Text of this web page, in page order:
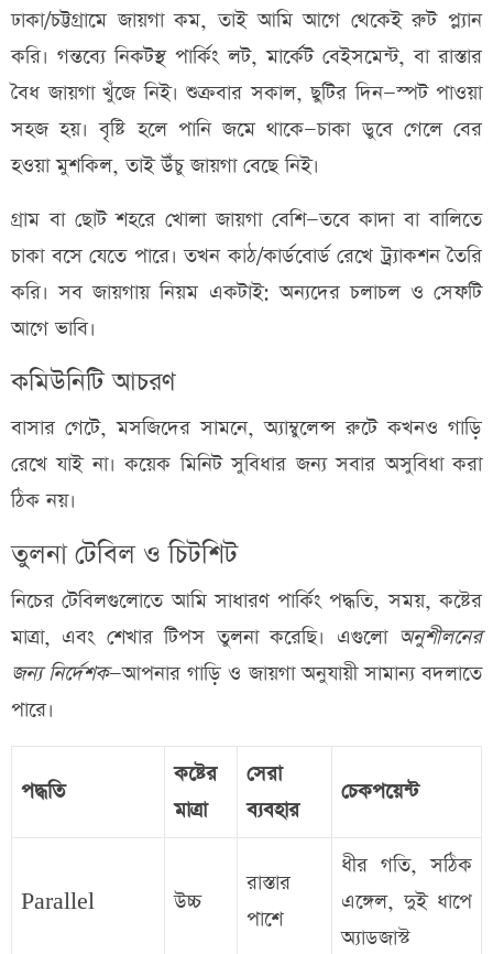
ঢাকা/চট্টগ্রামে জায়গা কম, তাই আমি আগে থেকেই রুট প্ল্যান
করি। গন্তব্যে নিকটস্থ পার্কিং লট, মার্কেট বেইসমেন্ট, বা রাস্তার
বৈধ জায়গা খুঁজে নিই। শুক্রবার সকাল, ছুটির দিন—স্পট পাওয়া
সহজ হয়। বৃষ্টি হলে পানি জমে থাকে—চাকা ডুবে গেলে বের
হওয়া মুশকিল, তাই উঁচু জায়গা বেছে নিই।
গ্রাম বা ছোট শহরে খোলা জায়গা বেশি—তবে কাদা বা বালিতে
চাকা বসে যেতে পারে। তখন কাঠ/কার্ডবোর্ড রেখে ট্র্যাকশন তৈরি
করি। সব জায়গায় নিয়ম একটাই: অন্যদের চলাচল ও সেফটি
আগে ভাবি।
কমিউনিটি আচরণ
বাসার গেটে, মসজিদের সামনে, অ্যাম্বুলেন্স রুটে কখনও গাড়ি
রেখে যাই না। কয়েক মিনিট সুবিধার জন্য সবার অসুবিধা করা
ঠিক নয়।
তুলনা টেবিল ও চিটশিট
নিচের টেবিলগুলোতে আমি সাধারণ পার্কিং পদ্ধতি, সময়, কষ্টের
মাত্রা, এবং শেখার টিপস তুলনা করেছি। এগুলো অনুশীলনের
জন্য নির্দেশক—আপনার গাড়ি ও জায়গা অনুযায়ী সামান্য বদলাতে
পারে।
পদ্ধতি
কষ্টের
মাত্রা
সেরা
ব্যবহার
চেকপয়েন্ট
Parallel উচ্চ
রাস্তার
পাশে
ধীর গতি, সঠিক
এঙ্গেল, দুই ধাপে
অ্যাডজাস্ট